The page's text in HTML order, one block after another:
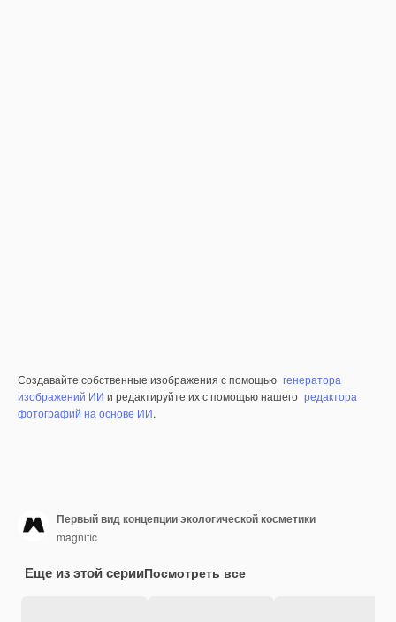
Создавайте собственные изображения с помощью генератора
изображений ИИ и редактируйте их с помощью нашего редактора
фотографий на основе ИИ.
Первый вид концепции экологической косметики
magnific
Еще из этой серииПосмотреть все